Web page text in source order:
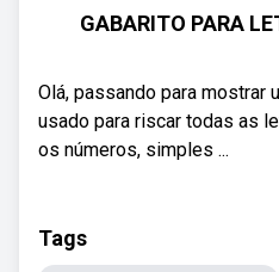
GABARITO PARA
Olá, passando para mostrar
usado para riscar todas as
os números, simples ...
Tags